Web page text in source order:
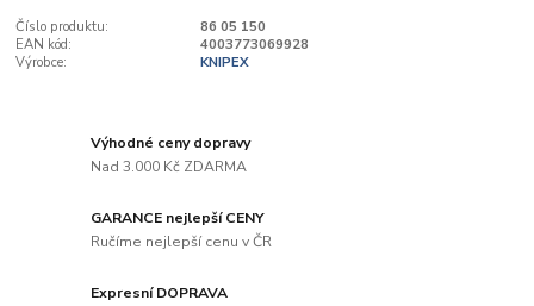
Číslo produktu:
86 05 150
EAN kód:
4003773069928
Výrobce:
KNIPEX
Výhodné ceny dopravy
Nad 3.000 Kč ZDARMA
GARANCE nejlepší CENY
Ručíme nejlepší cenu v ČR
Expresní DOPRAVA